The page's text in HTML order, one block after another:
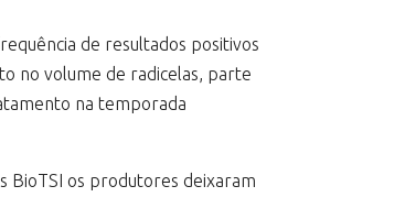
de resultados positivos
no volume de radicelas, parte
na temporada
BioTSI os produtores deixaram